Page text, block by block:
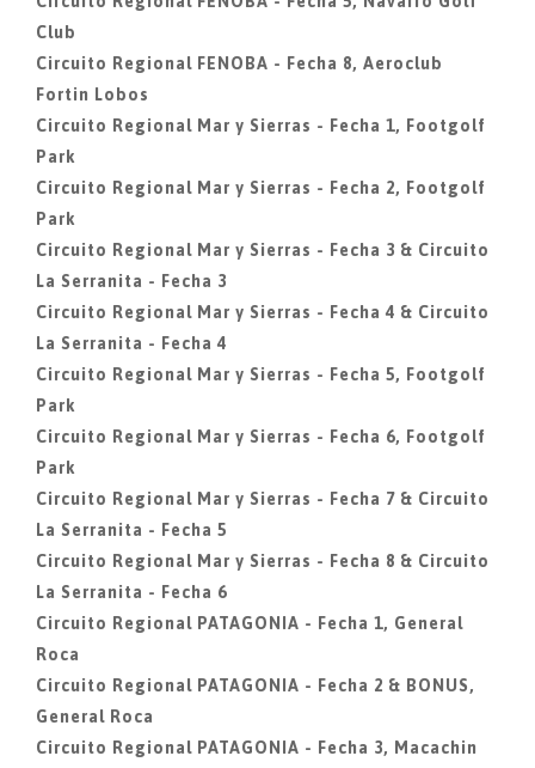
Club
Circuito Regional FENOBA - Fecha 8, Aeroclub
Fortin Lobos
Circuito Regional Mar y Sierras - Fecha 1, Footgolf
Park
Circuito Regional Mar y Sierras - Fecha 2, Footgolf
Park
Circuito Regional Mar y Sierras - Fecha 3 & Circuito
La Serranita - Fecha 3
Circuito Regional Mar y Sierras - Fecha 4 & Circuito
La Serranita - Fecha 4
Circuito Regional Mar y Sierras - Fecha 5, Footgolf
Park
Circuito Regional Mar y Sierras - Fecha 6, Footgolf
Park
Circuito Regional Mar y Sierras - Fecha 7 & Circuito
La Serranita - Fecha 5
Circuito Regional Mar y Sierras - Fecha 8 & Circuito
La Serranita - Fecha 6
Circuito Regional PATAGONIA - Fecha 1, General
Roca
Circuito Regional PATAGONIA - Fecha 2 & BONUS,
General Roca
Circuito Regional PATAGONIA - Fecha 3, Macachin